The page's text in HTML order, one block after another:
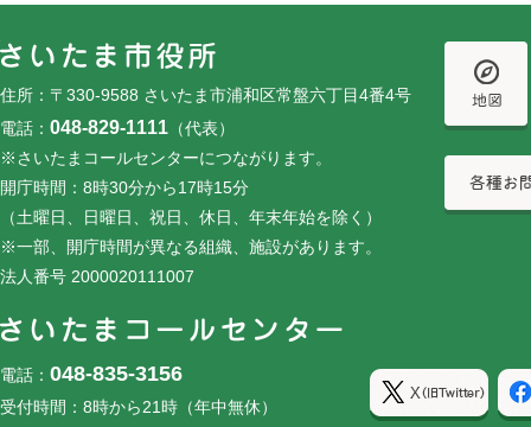
住所：〒330-9588 さいたま市浦和区常盤六丁目4番4号
電話： 048-829-1111 （代表）
※さいたまコールセンターにつながります。
開庁時間：8時30分から17時15分
（土曜日、日曜日、祝日、休日、年末年始を除く）
※一部、開庁時間が異なる組織、施設があります。
法人番号 2000020111007
電話： 048-835-3156
受付時間：8時から21時（年中無休）